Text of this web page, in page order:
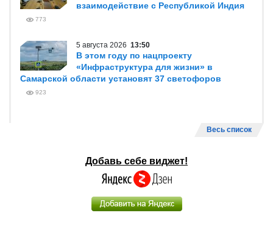
взаимодействие с Республикой Индия
773
5 августа 2026 13:50
В этом году по нацпроекту
«Инфраструктура для жизни» в
Самарской области установят 37 светофоров
923
Весь список
Добавь себе виджет!